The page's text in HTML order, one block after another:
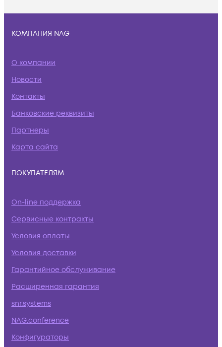
КОМПАНИЯ NAG
О компании
Новости
Контакты
Банковские реквизиты
Партнеры
Карта сайта
ПОКУПАТЕЛЯМ
On-line поддержка
Сервисные контракты
Условия оплаты
Условия доставки
Гарантийное обслуживание
Расширенная гарантия
snr.systems
NAG.conference
Конфигураторы